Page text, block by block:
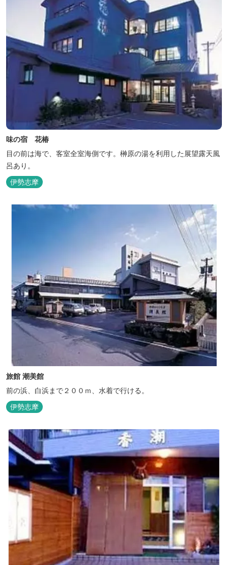
味の宿 花椿
目の前は海で、客室全室海側です。榊原の湯を利用した展望露天風
呂あり。
伊勢志摩
旅館 潮美館
前の浜、白浜まで２００ｍ、水着で行ける。
伊勢志摩